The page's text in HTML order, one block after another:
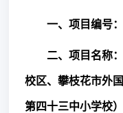
一、 项目编号：
二、 项目名称：
校区、攀枝花市外
第四十三中小学校